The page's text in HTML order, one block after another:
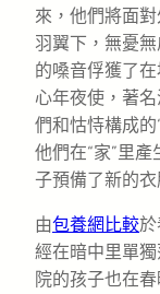
來，他們將面
羽翼下，無憂
的嗓音俘獲了
心年夜使，著
們和怙恃構成
他們在“家”里
子預備了新的衣
由包養網比較於
經在暗中里單
院的孩子也在